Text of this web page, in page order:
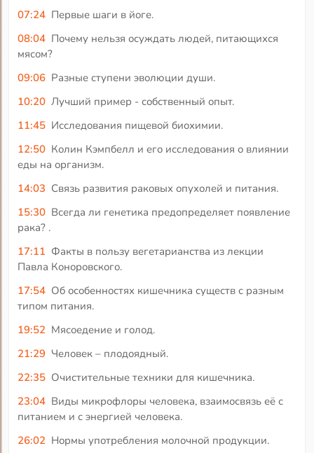
07:24 Первые шаги в йоге.
08:04 Почему нельзя осуждать людей, питающихся
мясом?
09:06 Разные ступени эволюции души.
10:20 Лучший пример - собственный опыт.
11:45 Исследования пищевой биохимии.
12:50 Колин Кэмпбелл и его исследования о влиянии
еды на организм.
14:03 Связь развития раковых опухолей и питания.
15:30 Всегда ли генетика предопределяет появление
рака? .
17:11 Факты в пользу вегетарианства из лекции
Павла Коноровского.
17:54 Об особенностях кишечника существ с разным
типом питания.
19:52 Мясоедение и голод.
21:29 Человек – плодоядный.
22:35 Очистительные техники для кишечника.
23:04 Виды микрофлоры человека, взаимосвязь её с
питанием и с энергией человека.
26:02 Нормы употребления молочной продукции.